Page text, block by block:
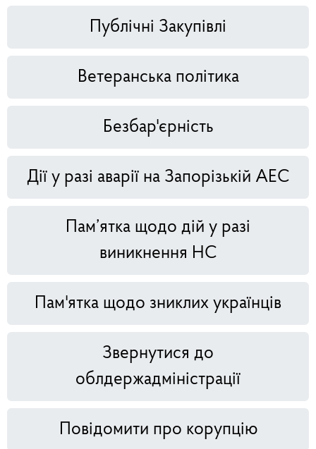
Публічні Закупівлі
Ветеранська політика
Безбар'єрність
Дії у разі аварії на Запорізькій АЕС
Пам’ятка щодо дій у разі
виникнення НС
Пам'ятка щодо зниклих українців
Звернутися до
облдержадміністрації
Повідомити про корупцію